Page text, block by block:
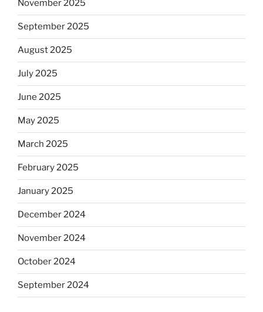
November 2025
September 2025
August 2025
July 2025
June 2025
May 2025
March 2025
February 2025
January 2025
December 2024
November 2024
October 2024
September 2024